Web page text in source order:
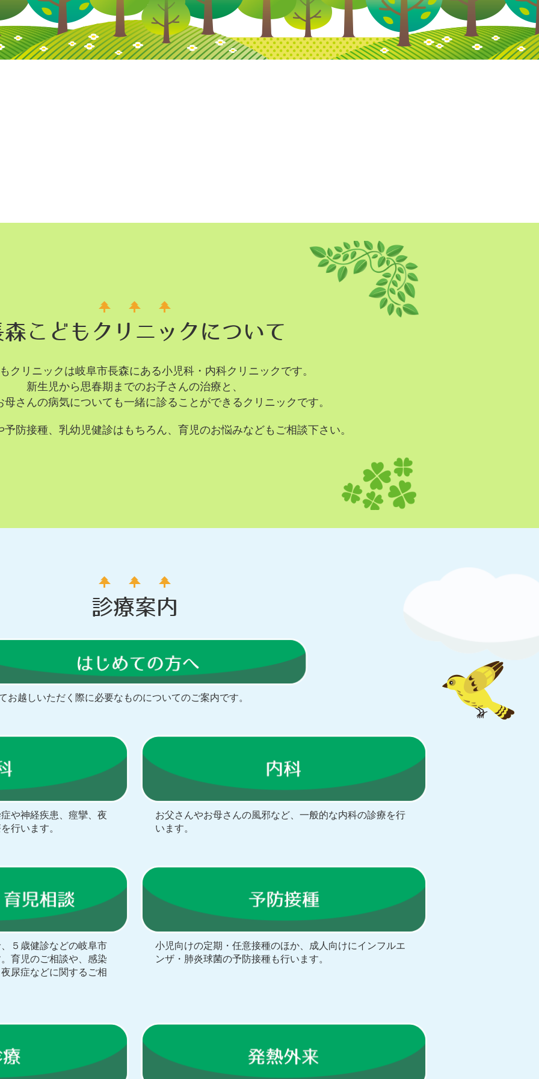
森こどもクリニックについて
クリニックは岐阜市長森にある小児科・内科クリニックです。
新生児から思春期までのお子さんの治療と、
母さんの病気についても一緒に診ることができるクリニックです。
防接種、乳幼児健診はもちろん、育児のお悩みなどもご相談下さい。
診療案内
お越しいただく際に必要なものについてのご案内です。
や神経疾患、痙攣、夜
行います。
お父さんやお母さんの風邪など、一般的な内科の診療を行
います。
５歳健診などの岐阜市
育児のご相談や、感染
尿症などに関するご相
小児向けの定期・任意接種のほか、成人向けにインフルエ
ンザ・肺炎球菌の予防接種も行います。